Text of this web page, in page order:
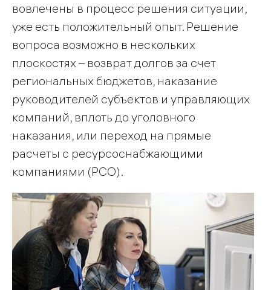
вовлечены в процесс решения ситуации,
уже есть положительный опыт. Решение
вопроса возможно в нескольких
плоскостях – возврат долгов за счет
региональных бюджетов, наказание
руководителей субъектов и управляющих
компаний, вплоть до уголовного
наказания, или переход на прямые
расчеты с ресурсо­снабжающими
компаниями (РСО).